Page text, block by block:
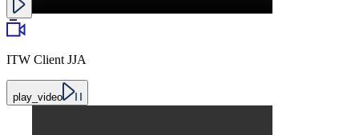
ITW Client JJA
play_video